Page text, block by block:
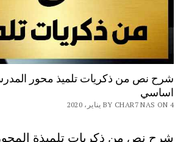
شرح نص من ذكريات تلميذ محور
اساسي
BY CHAR7 NAS ON 4 يناير، 2020